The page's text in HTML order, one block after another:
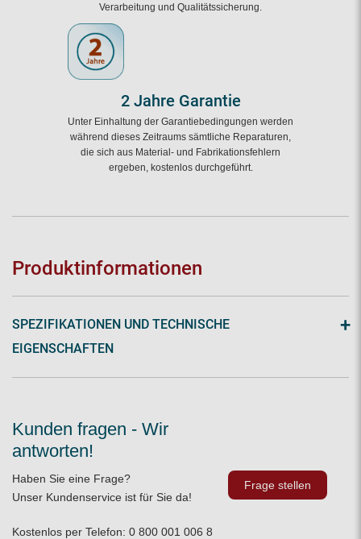
Verarbeitung und Qualitätssicherung.
2 Jahre Garantie
Unter Einhaltung der Garantiebedingungen werden
während dieses Zeitraums sämtliche Reparaturen,
die sich aus Material- und Fabrikationsfehlern
ergeben, kostenlos durchgeführt.
Produktinformationen
SPEZIFIKATIONEN UND TECHNISCHE
EIGENSCHAFTEN
+
Kunden fragen - Wir
antworten!
Haben Sie eine Frage?
Unser Kundenservice ist für Sie da!
Kostenlos per Telefon: 0 800 001 006 8
Frage stellen